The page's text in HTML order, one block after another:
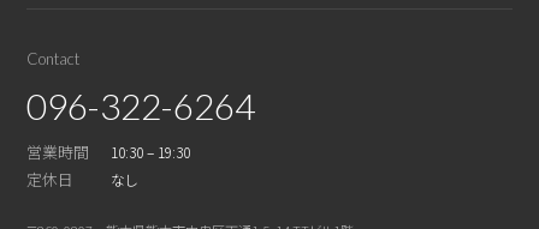
Contact
096-322-6264
営業時間 10:30 – 19:30
定休日 なし